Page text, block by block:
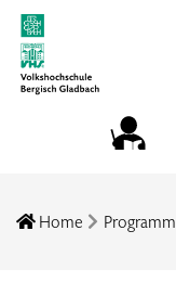
Home Programm